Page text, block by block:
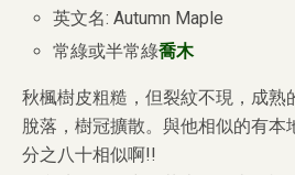
英文名: Autumn Maple
常綠或半常綠喬木
秋楓樹皮粗糙，但裂紋不現，成熟
脫落，樹冠擴散。與他相似的有本
分之八十相似啊!!